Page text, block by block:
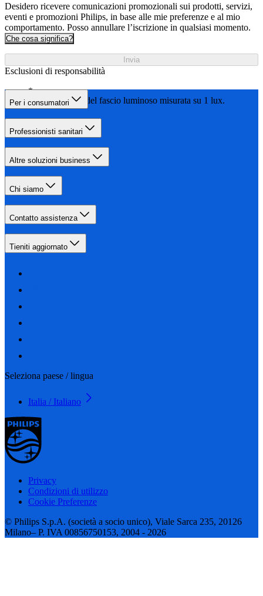
Desidero ricevere comunicazioni promozionali sui prodotti, servizi,
eventi e promozioni Philips, in base alle mie preferenze e al mio
comportamento. Posso annullare l’iscrizione in qualsiasi momento.
Che cosa significa?
Invia
Esclusioni di responsabilità
Lunghezza del fascio luminoso misurata su 1 lux.
Per i consumatori
Professionisti sanitari
Altre soluzioni business
Chi siamo
Contatto assistenza
Tieniti aggiornato
Seleziona paese / lingua
Italia / Italiano
Privacy
Condizioni di utilizzo
Cookie Preferenze
© Philips S.p.A. (società a socio unico), Viale Sarca 235, 20126
Milano– P. IVA 00856750153, 2004 - 2026